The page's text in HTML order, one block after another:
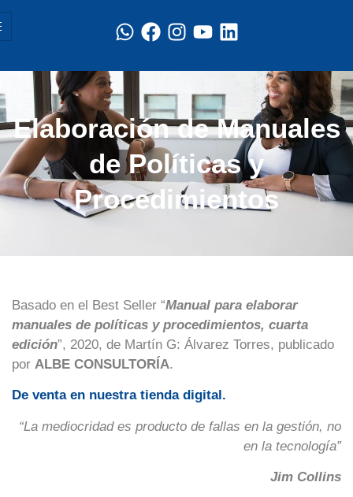
Elaboración de Manuales
de Políticas y
Procedimientos
Basado en el Best Seller “Manual para elaborar
manuales de políticas y procedimientos, cuarta
edición”, 2020, de Martín G: Álvarez Torres, publicado
por ALBE CONSULTORÍA.
De venta en nuestra tienda digital.
“La mediocridad es producto de fallas en la gestión, no
en la tecnología”
Jim Collins